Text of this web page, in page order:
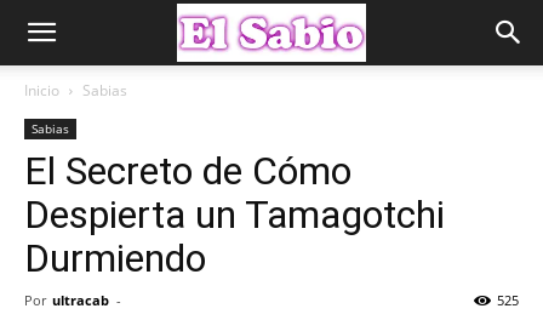
Inicio Sabias
Sabias
El Secreto de Cómo
Despierta un Tamagotchi
Durmiendo
Por ultracab - 525